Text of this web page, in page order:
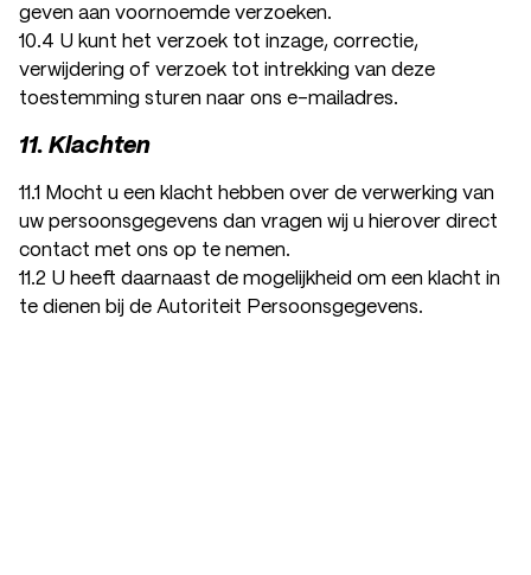
geven aan voornoemde verzoeken.
10.4 U kunt het verzoek tot inzage, correctie,
verwijdering of verzoek tot intrekking van deze
toestemming sturen naar ons e-mailadres.
11. Klachten
11.1 Mocht u een klacht hebben over de verwerking van
uw persoonsgegevens dan vragen wij u hierover direct
contact met ons op te nemen.
11.2 U heeft daarnaast de mogelijkheid om een klacht in
te dienen bij de Autoriteit Persoonsgegevens.